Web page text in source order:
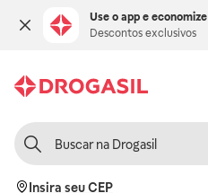
Use o app e economize
Descontos exclusivos
Insira seu CEP